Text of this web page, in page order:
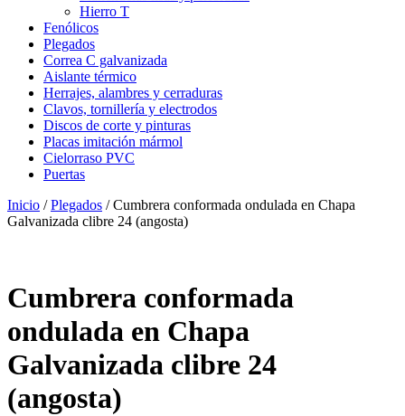
Hierro T
Fenólicos
Plegados
Correa C galvanizada
Aislante térmico
Herrajes, alambres y cerraduras
Clavos, tornillería y electrodos
Discos de corte y pinturas
Placas imitación mármol
Cielorraso PVC
Puertas
Inicio /Plegados / Cumbrera conformada ondulada en Chapa
Galvanizada clibre 24 (angosta)
Cumbrera conformada
ondulada en Chapa
Galvanizada clibre 24
(angosta)